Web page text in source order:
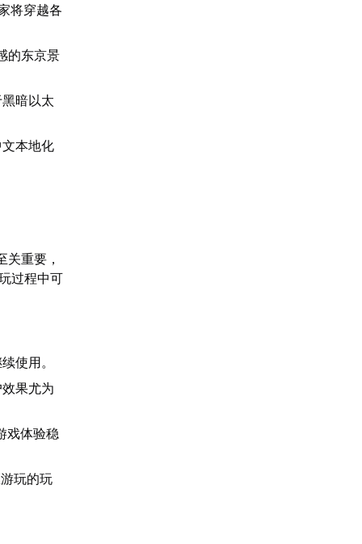
将穿越各
的东京景
暗以太
本地化
重要，
过程中可
使用。
果尤为
戏体验稳
玩的玩